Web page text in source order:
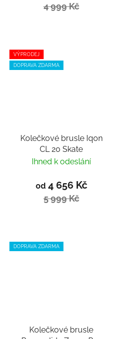
4 999 Kč
VÝPRODEJ
DOPRAVA ZDARMA
Kolečkové brusle Iqon
CL 20 Skate
Ihned k odeslání
od4 656 Kč
5 999 Kč
DOPRAVA ZDARMA
Kolečkové brusle